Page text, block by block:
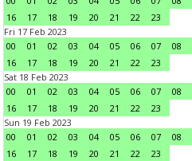
16
17 18 19 20 21 22
23
Fri 17 Feb 2023
00
01 02 03 04 05 06 07 08
16
17 18 19 20 21 22
23
Sat 18 Feb 2023
00
01 02 03 04 05 06 07 08
16
17 18 19 20 21 22
23
Sun 19 Feb 2023
00
01 02 03 04 05 06 07 08
16
17 18 19 20 21 22
23